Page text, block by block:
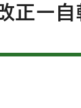
正ー